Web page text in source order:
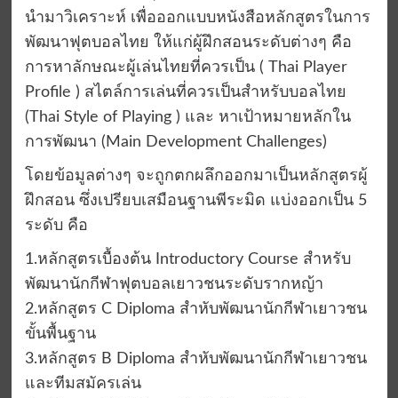
นำมาวิเคราะห์ เพื่อออกแบบหนังสือหลักสูตรในการ
พัฒนาฟุตบอลไทย ให้แก่ผู้ฝึกสอนระดับต่างๆ คือ
การหาลักษณะผู้เล่นไทยที่ควรเป็น ( Thai Player
Profile ) สไตล์การเล่นที่ควรเป็นสำหรับบอลไทย
(Thai Style of Playing ) และ หาเป้าหมายหลักใน
การพัฒนา (Main Development Challenges)
โดยข้อมูลต่างๆ จะถูกตกผลึกออกมาเป็นหลักสูตรผู้
ฝึกสอน ซึ่งเปรียบเสมือนฐานพีระมิด แบ่งออกเป็น 5
ระดับ คือ
1.หลักสูตรเบื้องต้น Introductory Course สำหรับ
พัฒนานักกีฬาฟุตบอลเยาวชนระดับรากหญ้า
2.หลักสูตร C Diploma สำหับพัฒนานักกีฬาเยาวชน
ขั้นพื้นฐาน
3.หลักสูตร B Diploma สำหับพัฒนานักกีฬาเยาวชน
และทีมสมัครเล่น